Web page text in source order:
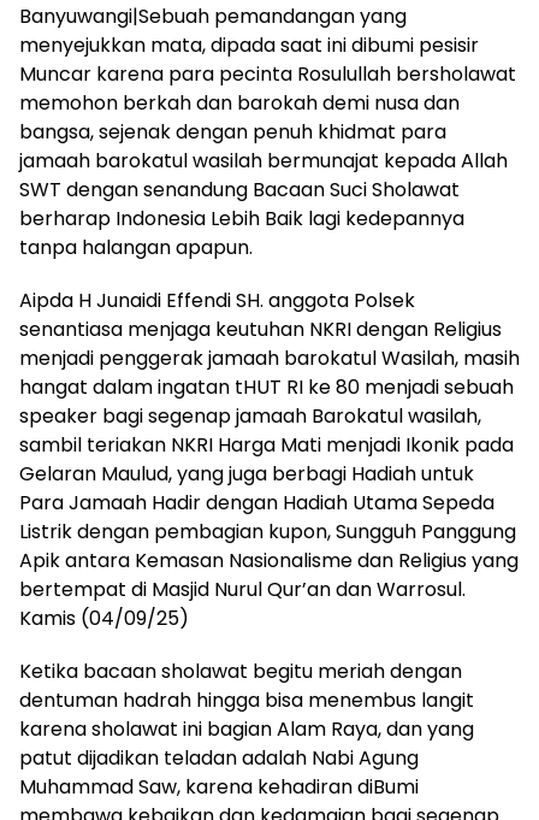
Banyuwangi|Sebuah pemandangan yang
menyejukkan mata, dipada saat ini dibumi pesisir
Muncar karena para pecinta Rosulullah bersholawat
memohon berkah dan barokah demi nusa dan
bangsa, sejenak dengan penuh khidmat para
jamaah barokatul wasilah bermunajat kepada Allah
SWT dengan senandung Bacaan Suci Sholawat
berharap Indonesia Lebih Baik lagi kedepannya
tanpa halangan apapun.
Aipda H Junaidi Effendi SH. anggota Polsek
senantiasa menjaga keutuhan NKRI dengan Religius
menjadi penggerak jamaah barokatul Wasilah, masih
hangat dalam ingatan tHUT RI ke 80 menjadi sebuah
speaker bagi segenap jamaah Barokatul wasilah,
sambil teriakan NKRI Harga Mati menjadi Ikonik pada
Gelaran Maulud, yang juga berbagi Hadiah untuk
Para Jamaah Hadir dengan Hadiah Utama Sepeda
Listrik dengan pembagian kupon, Sungguh Panggung
Apik antara Kemasan Nasionalisme dan Religius yang
bertempat di Masjid Nurul Qur’an dan Warrosul.
Kamis (04/09/25)
Ketika bacaan sholawat begitu meriah dengan
dentuman hadrah hingga bisa menembus langit
karena sholawat ini bagian Alam Raya, dan yang
patut dijadikan teladan adalah Nabi Agung
Muhammad Saw, karena kehadiran diBumi